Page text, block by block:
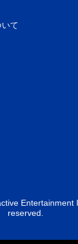
て
Entertainment
reserved.